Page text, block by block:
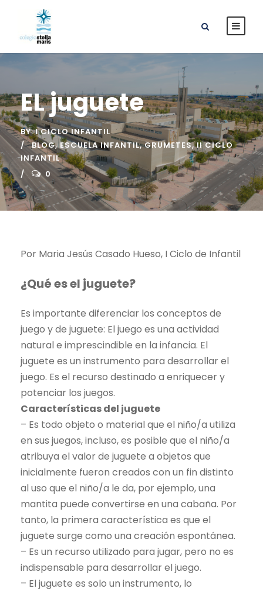
EL juguete
BY I CICLO INFANTIL
BLOG, ESCUELA INFANTIL, GRUMETES, II CICLO
INFANTIL
0
Por Maria Jesús Casado Hueso, I Ciclo de Infantil
¿Qué es el juguete?
Es importante diferenciar los conceptos de
juego y de juguete: El juego es una actividad
natural e imprescindible en la infancia. El
juguete es un instrumento para desarrollar el
juego. Es el recurso destinado a enriquecer y
potenciar los juegos.
Características del juguete
– Es todo objeto o material que el niño/a utiliza
en sus juegos, incluso, es posible que el niño/a
atribuya el valor de juguete a objetos que
inicialmente fueron creados con un fin distinto
al uso que el niño/a le da, por ejemplo, una
mantita puede convertirse en una cabaña. Por
tanto, la primera característica es que el
juguete surge como una creación espontánea.
– Es un recurso utilizado para jugar, pero no es
indispensable para desarrollar el juego.
– El juguete es solo un instrumento, lo